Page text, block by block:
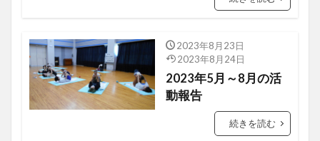
アロマ講座
2023年8月23日
2023年8月24日
2023年5月～8月の活
動報告
続きを読む